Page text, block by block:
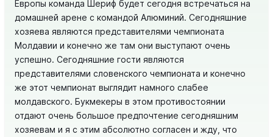
Европы команда Шериф будет сегодня встречаться на
домашней арене с командой Алюминий. Сегодняшние
хозяева являются представителями чемпионата
Молдавии и конечно же там они выступают очень
успешно. Сегодняшние гости являются
представителями словенского чемпионата и конечно
же этот чемпионат выглядит намного слабее
молдавского. Букмекеры в этом противостоянии
отдают очень большое предпочтение сегодняшним
хозяевам и я с этим абсолютно согласен и жду, что